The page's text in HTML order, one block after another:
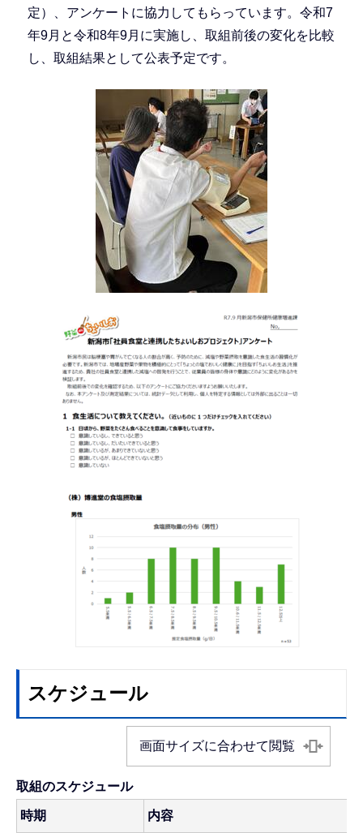
定）、アンケートに協力してもらっています。令和7
年9月と令和8年9月に実施し、取組前後の変化を比較
し、取組結果として公表予定です。
スケジュール
画面サイズに合わせて閲覧
取組のスケジュール
時期 内容